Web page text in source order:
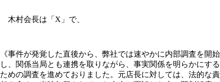
木村会長は「X」で、
《事件が発覚した直後から、弊社では速やかに内部調査を開始
し、関係当局とも連携を取りながら、事実関係を明らかにする
ための調査を進めておりました。元店長に対しては、法的な責